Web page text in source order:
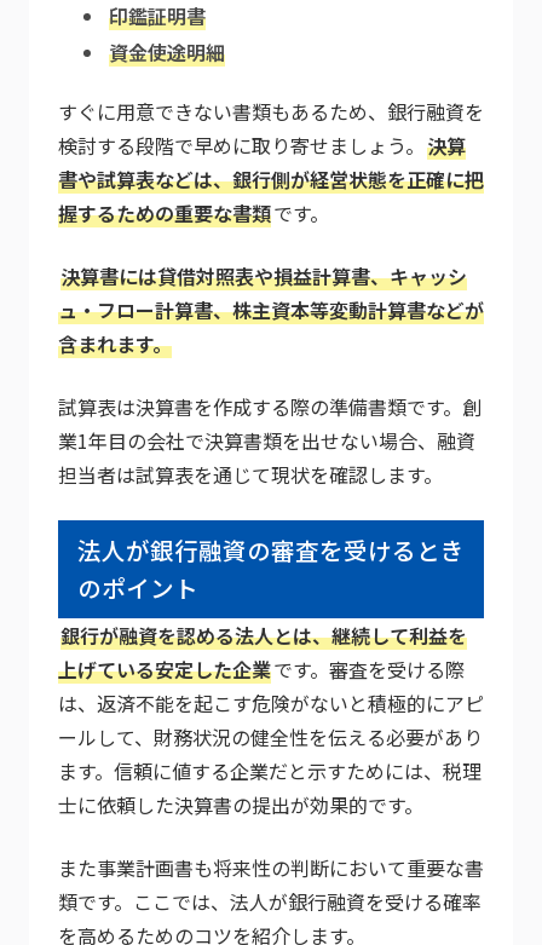
印鑑証明書
資金使途明細
すぐに用意できない書類もあるため、銀行融資を
検討する段階で早めに取り寄せましょう。 決算
書や試算表などは、銀行側が経営状態を正確に把
握するための重要な書類です。
決算書には貸借対照表や損益計算書、キャッシ
ュ・フロー計算書、株主資本等変動計算書などが
含まれます。
試算表は決算書を作成する際の準備書類です。創
業1年目の会社で決算書類を出せない場合、融資
担当者は試算表を通じて現状を確認します。
法人が銀行融資の審査を受けるとき
のポイント
銀行が融資を認める法人とは、継続して利益を
上げている安定した企業です。審査を受ける際
は、返済不能を起こす危険がないと積極的にアピ
ールして、財務状況の健全性を伝える必要があり
ます。信頼に値する企業だと示すためには、税理
士に依頼した決算書の提出が効果的です。
また事業計画書も将来性の判断において重要な書
類です。ここでは、法人が銀行融資を受ける確率
を高めるためのコツを紹介します。